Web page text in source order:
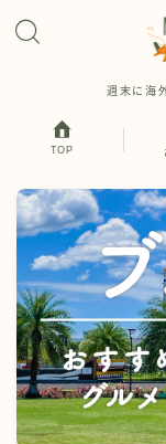
週末に海
TOP